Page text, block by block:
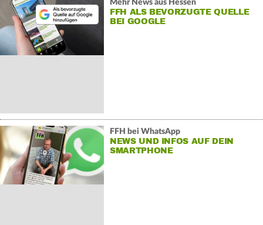
Mehr News aus Hessen
FFH ALS BEVORZUGTE QUELLE
BEI GOOGLE
FFH bei WhatsApp
NEWS UND INFOS AUF DEIN
SMARTPHONE